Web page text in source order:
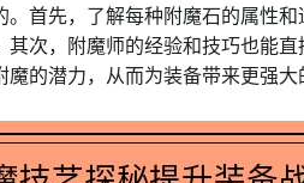
。首先，了解每种附魔石的属性
其次，附魔师的经验和技巧也能
的潜力，从而为装备带来更强大